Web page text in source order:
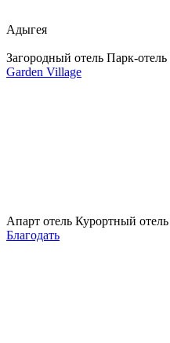
Адыгея
Загородный отель Парк-отель
Garden Village
Апарт отель Курортный отель
Благодать